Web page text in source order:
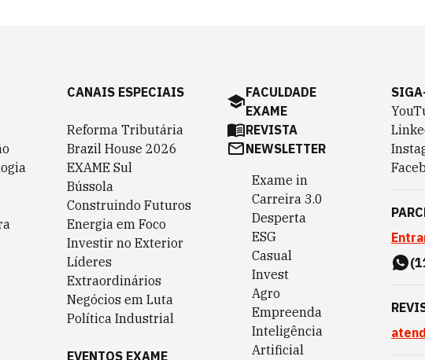
CANAIS ESPECIAIS
Reforma Tributária
Brazil House 2026
EXAME Sul
Bússola
Construindo Futuros
Energia em Foco
Investir no Exterior
Líderes
Extraordinários
Negócios em Luta
Política Industrial
EVENTOS EXAME
FACULDADE
EXAME
REVISTA
NEWSLETTER
Exame in
Carreira 3.0
Desperta
ESG
Casual
Invest
Agro
Empreenda
Inteligência
Artificial